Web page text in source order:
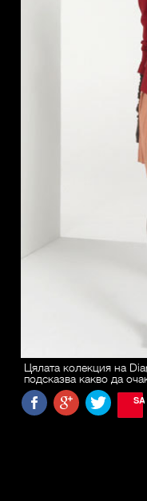
Цялата колекция на
подсказва какво да